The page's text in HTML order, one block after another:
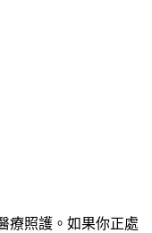
療照護。如果你正處